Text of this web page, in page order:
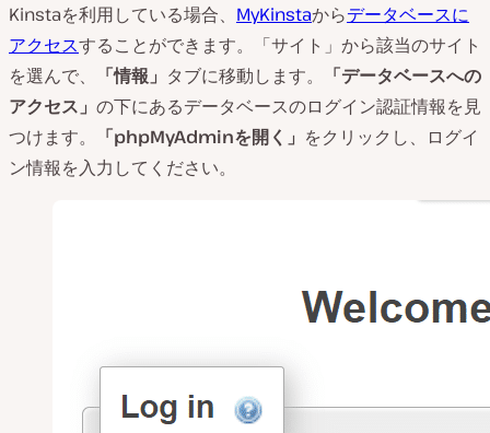
Kinstaを利用している場合、 MyKinstaからデータベースに
アクセスすることができます。「サイト」から該当のサイト
を選んで、
「情報」 タブに移動します。
「データベースへの
アクセス」 の下にあるデータベースのログイン認証情報を見
つけます。
「phpMyAdminを開く」 をクリックし、ログイ
ン情報を入力してください。